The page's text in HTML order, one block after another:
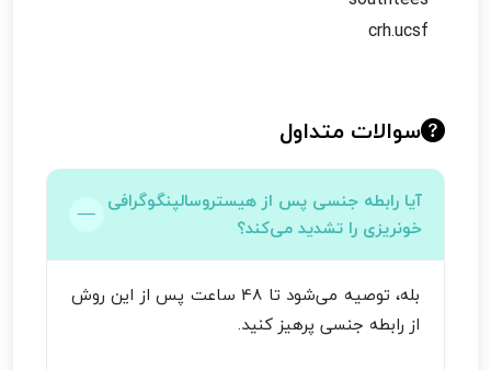
crh.ucsf
سوالات متداول
آیا رابطه جنسی پس از هیستروسالپنگوگرافی
خونریزی را تشدید می‌کند؟
بله، توصیه می‌شود تا 48 ساعت پس از این روش
از رابطه جنسی پرهیز کنید.